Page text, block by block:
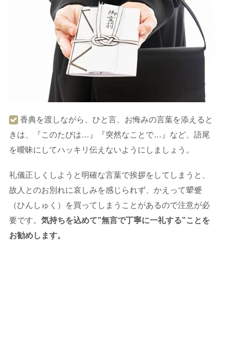
香典を渡しながら、ひと言、お悔みの言葉を添えると
きは、『このたびは…』『突然なことで…』など、語尾
を曖昧にしてハッキリ伝えないようにしましょう。
礼儀正しくしようと明確な言葉で挨拶をしてしまうと、
故人とのお別れに哀しみを感じられず、かえって顰蹙
（ひんしゅく）を買ってしまうことがあるので注意が必
要です。 気持ちを込めて”無言で丁寧に一礼する”ことを
お勧めします。